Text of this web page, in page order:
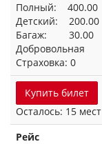
Полный: 400.00
Детский: 200.00
Багаж: 30.00
Добровольная
Страховка: 0
Купить билет
Осталось: 15 мест
Рейс